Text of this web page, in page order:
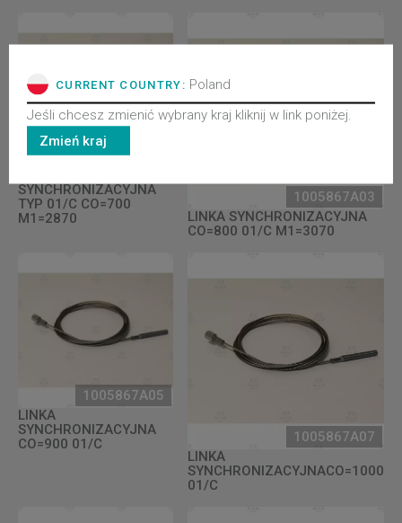
1005867A01
SYNCHRONIZACYJNA
TYP 01/C CO=700
M1=2870
1005867A03
LINKA SYNCHRONIZACYJNA
CO=800 01/C M1=3070
1005867A05
LINKA
SYNCHRONIZACYJNA
CO=900 01/C
1005867A07
LINKA
SYNCHRONIZACYJNACO=1000
01/C
CURRENT COUNTRY: Poland
Jeśli chcesz zmienić wybrany kraj kliknij w link poniżej.
Zmień kraj